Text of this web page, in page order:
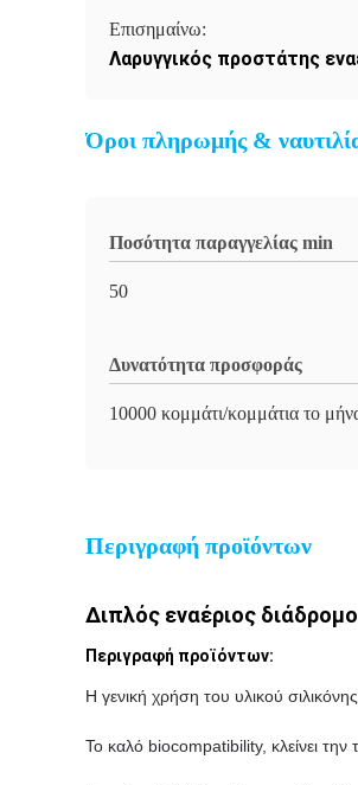
Επισημαίνω:
Λαρυγγικός προστάτης
Όροι πληρωμής &
Ποσότητα παραγγελίας min
50
Δυνατότητα προσφοράς
10000 κομμάτι/κομμάτια το
Περιγραφή προϊόντων
Διπλός εναέριος
Περιγραφή προϊόντων:
Η γενική χρήση του υλικού
Το καλό biocompatibility, κλείνει την